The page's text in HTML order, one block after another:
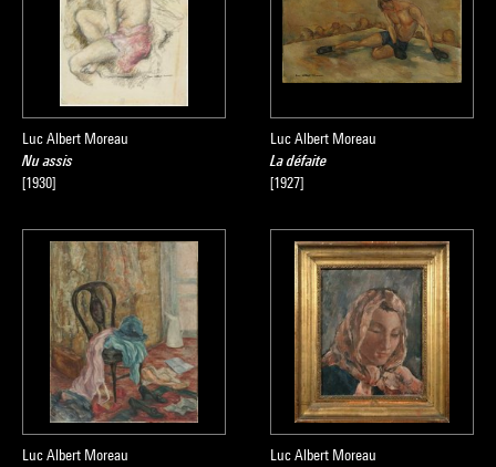
Luc Albert Moreau
Nu assis
[1930]
Luc Albert Moreau
La défaite
[1927]
Luc Albert Moreau
Luc Albert Moreau